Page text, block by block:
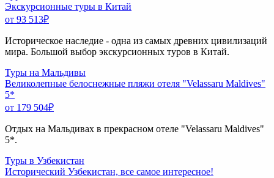
Экскурсионные туры в Китай
от 93 513₽
Историческое наследие - одна из самых древних цивилизаций
мира. Большой выбор экскурсионных туров в Китай.
Туры на Мальдивы
Великолепные белоснежные пляжи отеля "Velassaru Maldives"
5*
от 179 504₽
Отдых на Мальдивах в прекрасном отеле "Velassaru Maldives"
5*.
Туры в Узбекистан
Исторический Узбекистан, все самое интересное!